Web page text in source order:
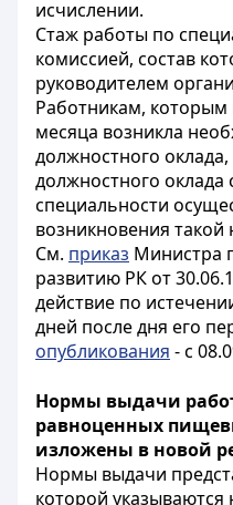
исчислении.
Стаж работы по
комиссией, состав
руководителем
Работникам, которым
месяца возникла
должностного
должностного
специальности
возникновения такой
См. приказ Министра
развитию РК от
действие по
дней после дня его
опубликования - с
Нормы выдачи
равноценных
изложены в новой
Нормы выдачи
которой